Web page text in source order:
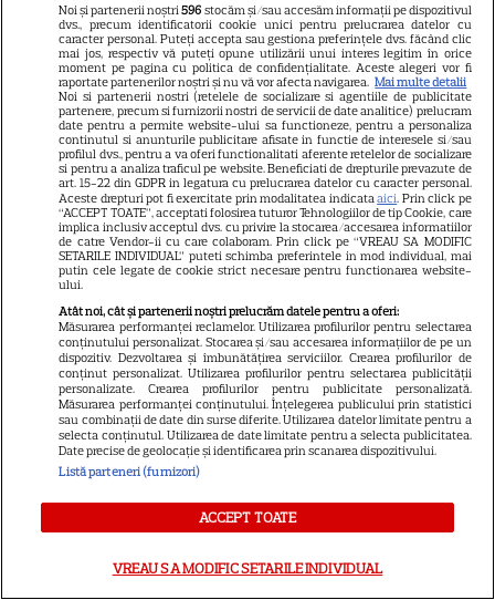
NETFLIX
Noutăți Hollywood: Netflix
amână „Hannibal”, Joaquin
Phoenix pregătește „Polaris”,
iar „Heat 2” intră în producție
16
NETFLIX
Lovitură totală pentru Netflix!
Starurile din „Harry Potter” și
într-o comedie fantasy care
reinventează complet
povestea Cenușăresei
VEDETE STRĂINE
Tom Holland a ajuns de
urgență la spital în timpul
filmărilor pentru noul „Omul-
platourile de filmare
Noi și partenerii noștri596 stocăm și/sau accesăm informații pe dispozitivul
dvs., precum identificatorii cookie unici pentru prelucrarea datelor cu
caracter personal. Puteți accepta sau gestiona preferințele dvs. făcând clic
mai jos, respectiv vă puteți opune utilizării unui interes legitim în orice
moment pe pagina cu politica de confidențialitate. Aceste alegeri vor fi
raportate partenerilor noștri și nu vă vor afecta navigarea. Mai multe detalii
Noi si partenerii nostri (retelele de socializare si agentiile de publicitate
partenere, precum si furnizorii nostri de servicii de date analitice) prelucram
date pentru a permite website-ului sa functioneze, pentru a personaliza
continutul si anunturile publicitare afisate in functie de interesele si/sau
profilul dvs., pentru a va oferi functionalitati aferente retelelor de socializare
si pentru a analiza traficul pe website. Beneficiati de drepturile prevazute de
art. 15-22 din GDPR in legatura cu prelucrarea datelor cu caracter personal.
Aceste drepturi pot fi exercitate prin modalitatea indicataaici. Prin click pe
“ACCEPT TOATE”, acceptati folosirea tuturor Tehnologiilor de tip Cookie, care
implica inclusiv acceptul dvs. cu privire la stocarea/accesarea informatiilor
de catre Vendor-ii cu care colaboram. Prin click pe “VREAU SA MODIFIC
SETARILE INDIVIDUAL” puteti schimba preferintele in mod individual, mai
putin cele legate de cookie strict necesare pentru functionarea website-
ului.
Atât noi, cât și partenerii noștri prelucrăm datele pentru a oferi:
Măsurarea performanței reclamelor. Utilizarea profilurilor pentru selectarea
conținutului personalizat. Stocarea și/sau accesarea informațiilor de pe un
dispozitiv. Dezvoltarea și îmbunătățirea serviciilor. Crearea profilurilor de
conținut personalizat. Utilizarea profilurilor pentru selectarea publicității
personalizate. Crearea profilurilor pentru publicitate personalizată.
Măsurarea performanței conținutului. Înțelegerea publicului prin statistici
sau combinații de date din surse diferite. Utilizarea datelor limitate pentru a
selecta conținutul. Utilizarea de date limitate pentru a selecta publicitatea.
Date precise de geolocație și identificarea prin scanarea dispozitivului.
Listă parteneri (furnizori)
ACCEPT TOATE
VREAU SA MODIFIC SETARILE INDIVIDUAL